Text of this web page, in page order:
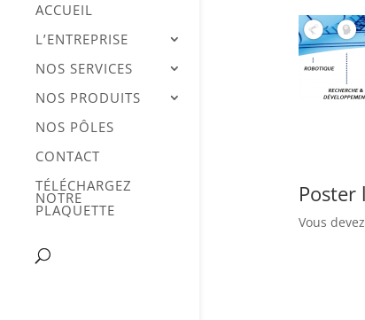
ACCUEIL
L’ENTREPRISE
NOS SERVICES
NOS PRODUITS
NOS PÔLES
CONTACT
TÉLÉCHARGEZ
NOTRE
PLAQUETTE
Vous devez